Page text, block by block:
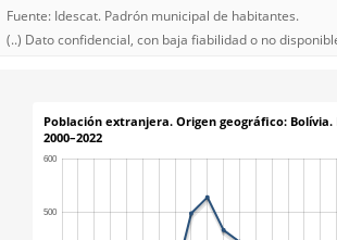
Fuente: Idescat. Padrón municipal de habitantes.
(..) Dato confidencial, con baja fiabilidad o no